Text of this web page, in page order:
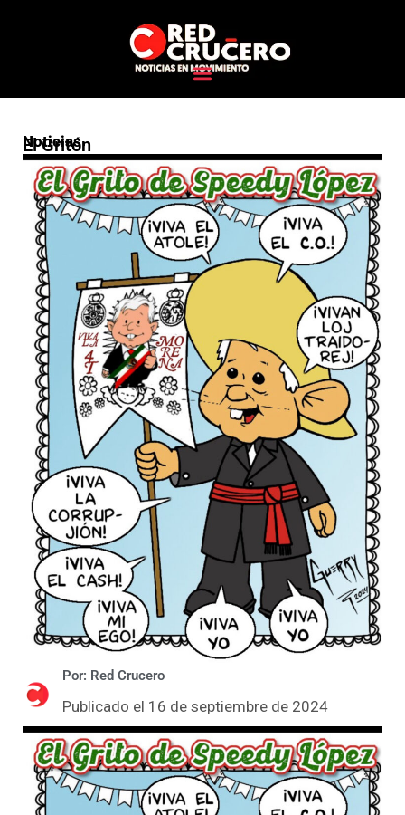
Noticias
El Gritón
Por: Red Crucero
Publicado el 16 de septiembre de 2024